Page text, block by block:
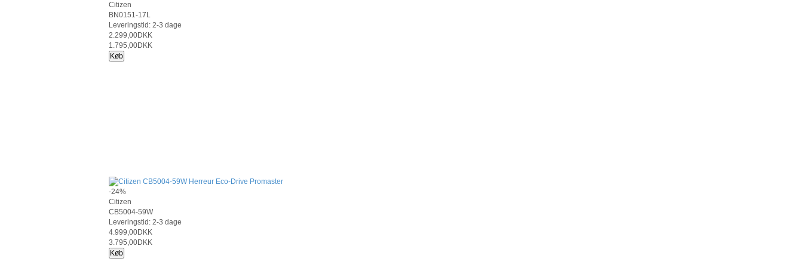
Citizen
BN0151-17L
Leveringstid: 2-3 dage
2.299,00DKK
1.795,00DKK
Køb
-24%
Citizen
CB5004-59W
Leveringstid: 2-3 dage
4.999,00DKK
3.795,00DKK
Køb